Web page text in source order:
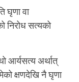
घृणा वा
निरोध सत्यको
आर्यसत्य अर्थात्
क्षणदेखि नै घृणा